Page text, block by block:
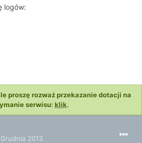
logów:
proszę rozważ przekazanie dotacji na
serwisu: klik.
Grudnia 2013